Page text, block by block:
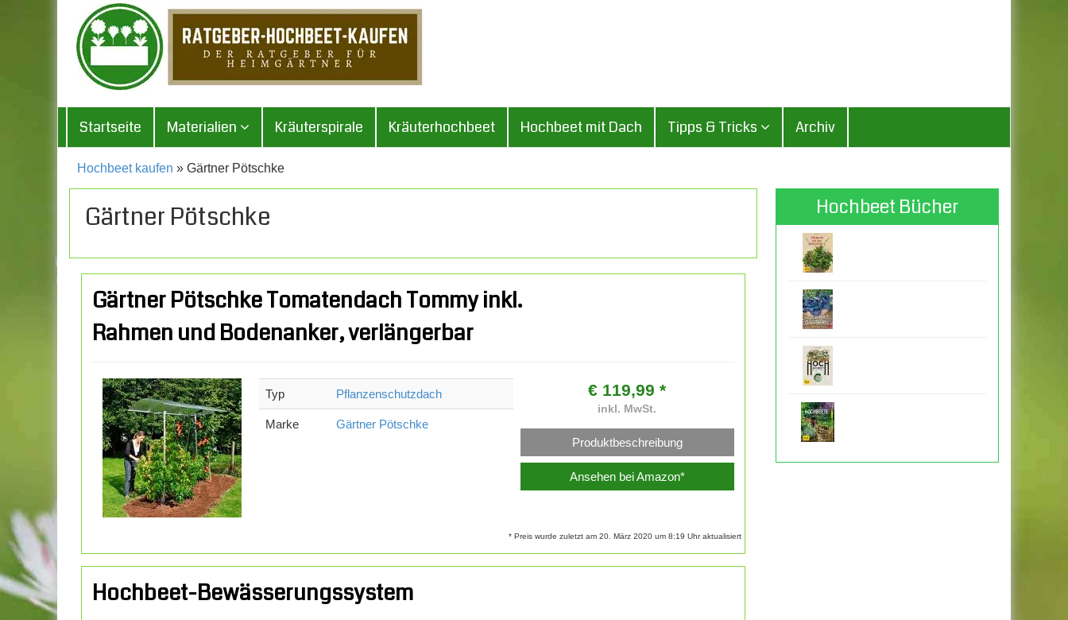
Startseite Materialien Kräuterspirale Kräuterhochbeet Hochbeet mit Dach Tipps & Tricks Archiv
Hochbeet kaufen » Gärtner Pötschke
Gärtner Pötschke
Gärtner Pötschke Tomatendach Tommy inkl.
Rahmen und Bodenanker, verlängerbar
Typ Pflanzenschutzdach
Marke Gärtner Pötschke
€ 119,99 *
inkl. MwSt.
Produktbeschreibung
Ansehen bei Amazon*
* Preis wurde zuletzt am 20. März 2020 um 8:19 Uhr aktualisiert
Hochbeet-Bewässerungssystem
Hochbeet Bücher